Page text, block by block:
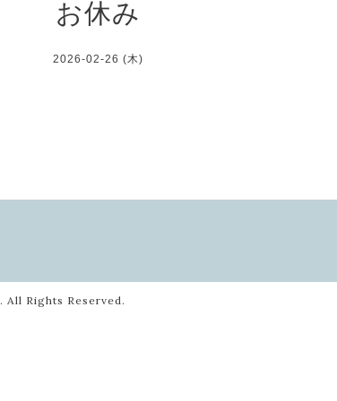
お休み
2026-02-26 (木)
. All Rights Reserved.